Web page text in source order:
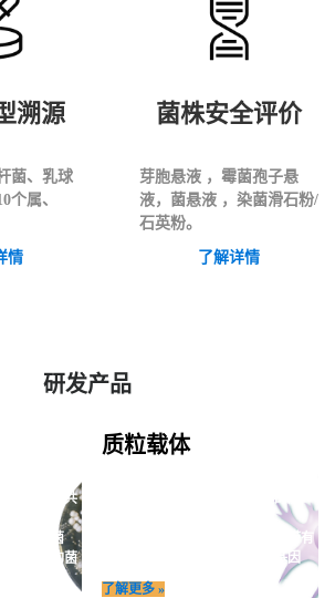
溯源
菌、乳球
个属、
情
菌株安全评价
芽胞悬液 ，霉菌孢子悬
液，菌悬液 ，染菌滑石粉/
石英粉。
了解详情
研发产品
状真菌等共
（质控菌
于研发的菌
质粒载体
应实验室操作而进行人工构建的质
与天然质粒相比，质粒载体通常带有
一个或一个以上的选择性标记基因
了解更多 »